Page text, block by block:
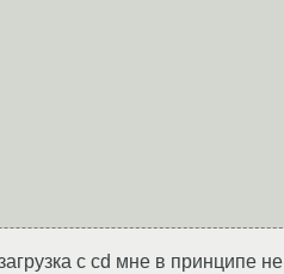
с cd мне в принципе не